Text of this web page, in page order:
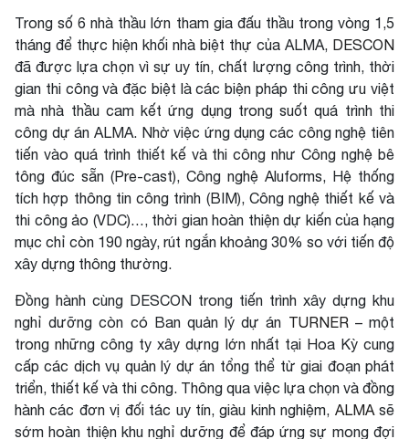
Trong số 6 nhà thầu lớn tham gia đấu thầu trong vòng 1,5
tháng để thực hiện khối nhà biệt thự của ALMA, DESCON
đã được lựa chọn vì sự uy tín, chất lượng công trình, thời
gian thi công và đặc biệt là các biện pháp thi công ưu việt
mà nhà thầu cam kết ứng dụng trong suốt quá trình thi
công dự án ALMA. Nhờ việc ứng dụng các công nghệ tiên
tiến vào quá trình thiết kế và thi công như Công nghệ bê
tông đúc sẵn (Pre-cast), Công nghệ Aluforms, Hệ thống
tích hợp thông tin công trình (BIM), Công nghệ thiết kế và
thi công ảo (VDC)…, thời gian hoàn thiện dự kiến của hạng
mục chỉ còn 190 ngày, rút ngắn khoảng 30% so với tiến độ
xây dựng thông thường.
Đồng hành cùng DESCON trong tiến trình xây dựng khu
nghỉ dưỡng còn có Ban quản lý dự án TURNER– một
trong những công ty xây dựng lớn nhất tại Hoa Kỳ cung
cấp các dịch vụ quản lý dự án tổng thể từ giai đoạn phát
triển, thiết kế và thi công. Thông qua việc lựa chọn và đồng
hành các đơn vị đối tác uy tín, giàu kinh nghiệm, ALMAsẽ
sớm hoàn thiện khu nghỉ dưỡng để đáp ứng sự mong đợi